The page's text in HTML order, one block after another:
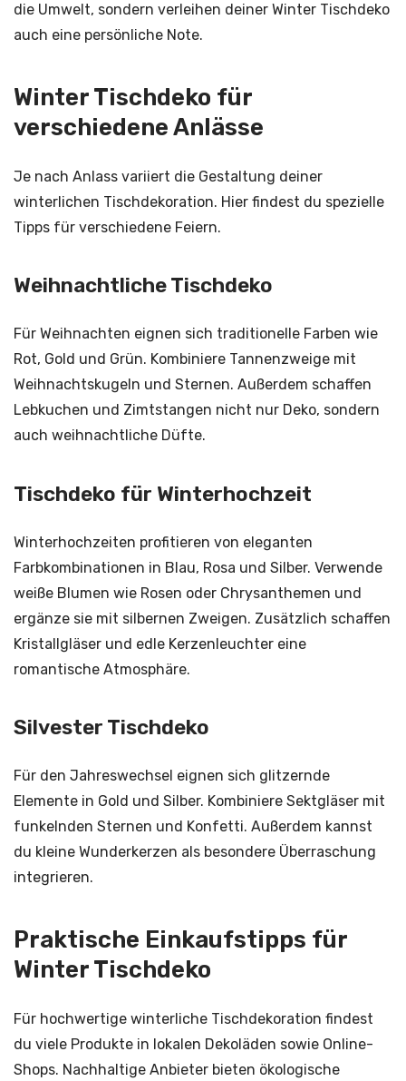
die Umwelt, sondern verleihen deiner Winter Tischdeko
auch eine persönliche Note.
Winter Tischdeko für
verschiedene Anlässe
Je nach Anlass variiert die Gestaltung deiner
winterlichen Tischdekoration. Hier findest du spezielle
Tipps für verschiedene Feiern.
Weihnachtliche Tischdeko
Für Weihnachten eignen sich traditionelle Farben wie
Rot, Gold und Grün. Kombiniere Tannenzweige mit
Weihnachtskugeln und Sternen. Außerdem schaffen
Lebkuchen und Zimtstangen nicht nur Deko, sondern
auch weihnachtliche Düfte.
Tischdeko für Winterhochzeit
Winterhochzeiten profitieren von eleganten
Farbkombinationen in Blau, Rosa und Silber. Verwende
weiße Blumen wie Rosen oder Chrysanthemen und
ergänze sie mit silbernen Zweigen. Zusätzlich schaffen
Kristallgläser und edle Kerzenleuchter eine
romantische Atmosphäre.
Silvester Tischdeko
Für den Jahreswechsel eignen sich glitzernde
Elemente in Gold und Silber. Kombiniere Sektgläser mit
funkelnden Sternen und Konfetti. Außerdem kannst
du kleine Wunderkerzen als besondere Überraschung
integrieren.
Praktische Einkaufstipps für
Winter Tischdeko
Für hochwertige winterliche Tischdekoration findest
du viele Produkte in lokalen Dekoläden sowie Online-
Shops. Nachhaltige Anbieter bieten ökologische